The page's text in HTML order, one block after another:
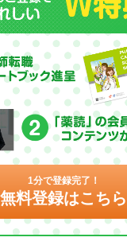
1分で登録完了！
無料登録はこちら